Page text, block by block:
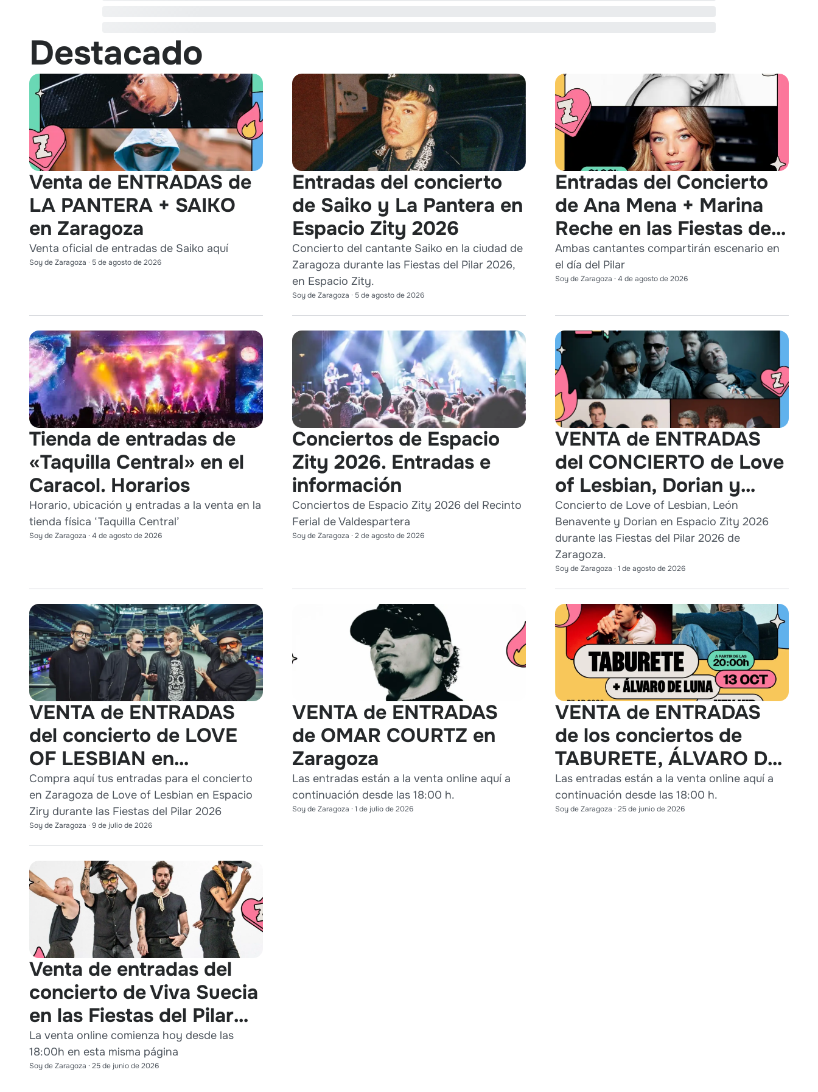
Destacado
Venta de ENTRADAS de
LA PANTERA + SAIKO
en Zaragoza
Venta oficial de entradas de Saiko aquí
Soy de Zaragoza · 5 de agosto de 2026
Entradas del concierto
de Saiko y La Pantera en
Espacio Zity 2026
Concierto del cantante Saiko en la ciudad de
Zaragoza durante las Fiestas del Pilar 2026,
en Espacio Zity.
Soy de Zaragoza · 5 de agosto de 2026
Entradas del Concierto
de Ana Mena + Marina
Reche en las Fiestas del
Pilar 2026
Ambas cantantes compartirán escenario en
el día del Pilar
Soy de Zaragoza · 4 de agosto de 2026
Tienda de entradas de
«Taquilla Central» en el
Caracol. Horarios
Horario, ubicación y entradas a la venta en la
tienda física ‘Taquilla Central’
Soy de Zaragoza · 4 de agosto de 2026
Conciertos de Espacio
Zity 2026. Entradas e
información
Conciertos de Espacio Zity 2026 del Recinto
Ferial de Valdespartera
Soy de Zaragoza · 2 de agosto de 2026
VENTA de ENTRADAS
del CONCIERTO de Love
of Lesbian, Dorian y
León Benavente en
Zaragoza 2026
Concierto de Love of Lesbian, León
Benavente y Dorian en Espacio Zity 2026
durante las Fiestas del Pilar 2026 de
Zaragoza.
Soy de Zaragoza · 1 de agosto de 2026
VENTA de ENTRADAS
del concierto de LOVE
OF LESBIAN en
Zaragoza durante Pilares
2026
Compra aquí tus entradas para el concierto
en Zaragoza de Love of Lesbian en Espacio
Ziry durante las Fiestas del Pilar 2026
Soy de Zaragoza · 9 de julio de 2026
VENTA de ENTRADAS
de OMAR COURTZ en
Zaragoza
Las entradas están a la venta online aquí a
continuación desde las 18:00 h.
Soy de Zaragoza · 1 de julio de 2026
VENTA de ENTRADAS
de los conciertos de
TABURETE, ÁLVARO DE
LUNA y HEY KID en
Zaragoza
Las entradas están a la venta online aquí a
continuación desde las 18:00 h.
Soy de Zaragoza · 25 de junio de 2026
Venta de entradas del
concierto de Viva Suecia
en las Fiestas del Pilar
2026
La venta online comienza hoy desde las
18:00h en esta misma página
Soy de Zaragoza · 25 de junio de 2026